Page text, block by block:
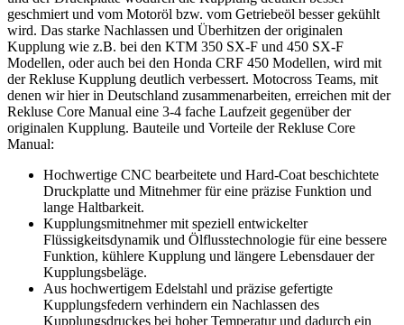
geschmiert und vom Motoröl bzw. vom Getriebeöl besser gekühlt
wird. Das starke Nachlassen und Überhitzen der originalen
Kupplung wie z.B. bei den KTM 350 SX-F und 450 SX-F
Modellen, oder auch bei den Honda CRF 450 Modellen, wird mit
der Rekluse Kupplung deutlich verbessert. Motocross Teams, mit
denen wir hier in Deutschland zusammenarbeiten, erreichen mit der
Rekluse Core Manual eine 3-4 fache Laufzeit gegenüber der
originalen Kupplung. Bauteile und Vorteile der Rekluse Core
Manual:
Hochwertige CNC bearbeitete und Hard-Coat beschichtete
Druckplatte und Mitnehmer für eine präzise Funktion und
lange Haltbarkeit.
Kupplungsmitnehmer mit speziell entwickelter
Flüssigkeitsdynamik und Ölflusstechnologie für eine bessere
Funktion, kühlere Kupplung und längere Lebensdauer der
Kupplungsbeläge.
Aus hochwertigem Edelstahl und präzise gefertigte
Kupplungsfedern verhindern ein Nachlassen des
Kupplungsdruckes bei hoher Temperatur und dadurch ein